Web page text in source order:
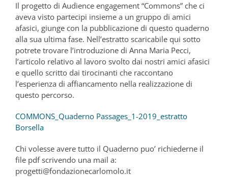
Il progetto di Audience engagement “Commons” che ci
aveva visto partecipi insieme a un gruppo di amici
afasici, giunge con la pubblicazione di questo quaderno
alla sua ultima fase. Nell’estratto scaricabile qui sotto
potrete trovare l’introduzione di Anna Maria Pecci,
l’articolo relativo al lavoro svolto dai nostri amici afasici
e quello scritto dai tirocinanti che raccontano
l’esperienza di affiancamento nella realizzazione di
questo percorso.
COMMONS_Quaderno Passages_1-2019_estratto
Borsella
Chi volesse avere tutto il Quaderno puo’ richiederne il
file pdf scrivendo una mail a:
progetti@fondazionecarlomolo.it